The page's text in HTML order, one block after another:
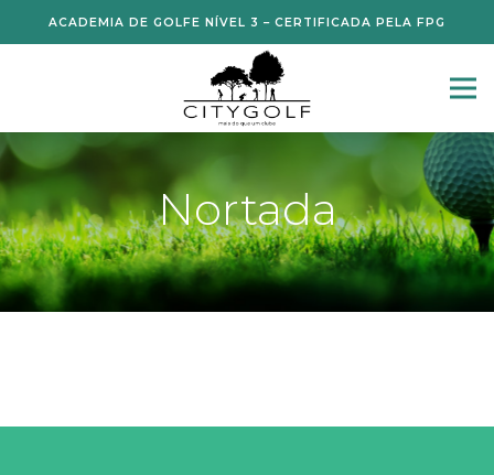
ACADEMIA DE GOLFE NÍVEL 3 – CERTIFICADA PELA FPG
Nortada